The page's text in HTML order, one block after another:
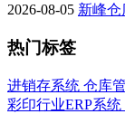
2026-08-05 新峰仓
热门标签
进销存系统 仓库
彩印行业ERP系统